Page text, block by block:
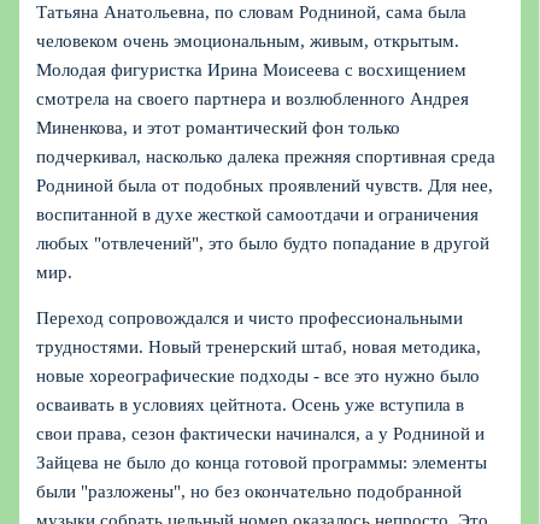
Татьяна Анатольевна, по словам Родниной, сама была
человеком очень эмоциональным, живым, открытым.
Молодая фигуристка Ирина Моисеева с восхищением
смотрела на своего партнера и возлюбленного Андрея
Миненкова, и этот романтический фон только
подчеркивал, насколько далека прежняя спортивная среда
Родниной была от подобных проявлений чувств. Для нее,
воспитанной в духе жесткой самоотдачи и ограничения
любых "отвлечений", это было будто попадание в другой
мир.
Переход сопровождался и чисто профессиональными
трудностями. Новый тренерский штаб, новая методика,
новые хореографические подходы - все это нужно было
осваивать в условиях цейтнота. Осень уже вступила в
свои права, сезон фактически начинался, а у Родниной и
Зайцева не было до конца готовой программы: элементы
были "разложены", но без окончательно подобранной